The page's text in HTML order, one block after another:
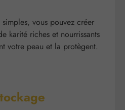
vous pouvez créer
karité riches et nourrissants
votre peau et la protègent.